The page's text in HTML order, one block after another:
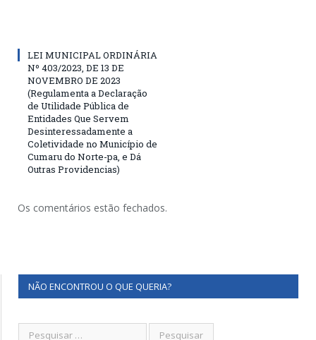
LEI MUNICIPAL ORDINÁRIA
Nº 403/2023, DE 13 DE
NOVEMBRO DE 2023
(Regulamenta a Declaração
de Utilidade Pública de
Entidades Que Servem
Desinteressadamente a
Coletividade no Município de
Cumaru do Norte-pa, e Dá
Outras Providencias)
Os comentários estão fechados.
NÃO ENCONTROU O QUE QUERIA?